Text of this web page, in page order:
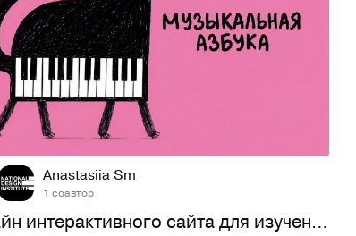
Anastasiia Sm
1 соавтор
Дизайн интерактивного сайта для изучения нотной грамоты "Му…